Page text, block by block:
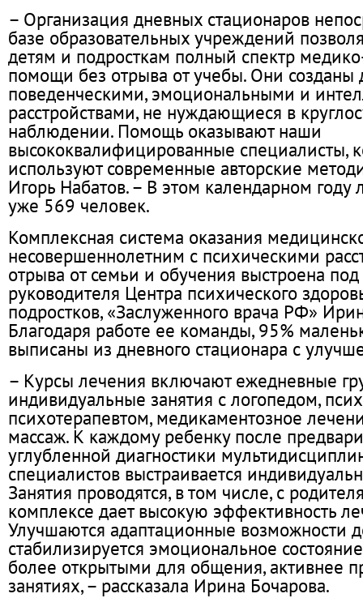
– Организация дневных стационаров
базе образовательных учреждений
детям и подросткам полный спектр
помощи без отрыва от учебы. Они созданы
поведенческими, эмоциональными и
расстройствами, не нуждающиеся в
наблюдении. Помощь оказывают наши
высококвалифицированные специалисты,
используют современные авторские
Игорь Набатов. – В этом календарном
уже 569 человек.
Комплексная система оказания
несовершеннолетним с психическими
отрыва от семьи и обучения выстроена
руководителя Центра психического
подростков, «Заслуженного врача РФ»
Благодаря работе ее команды, 95%
выписаны из дневного стационара с
– Курсы лечения включают ежедневные
индивидуальные занятия с логопедом,
психотерапевтом, медикаментозное
массаж. К каждому ребенку после
углубленной диагностики
специалистов выстраивается
Занятия проводятся, в том числе, с
комплексе дает высокую эффективность
Улучшаются адаптационные возможности
стабилизируется эмоциональное
более открытыми для общения, активнее
занятиях, – рассказала Ирина Бочарова.